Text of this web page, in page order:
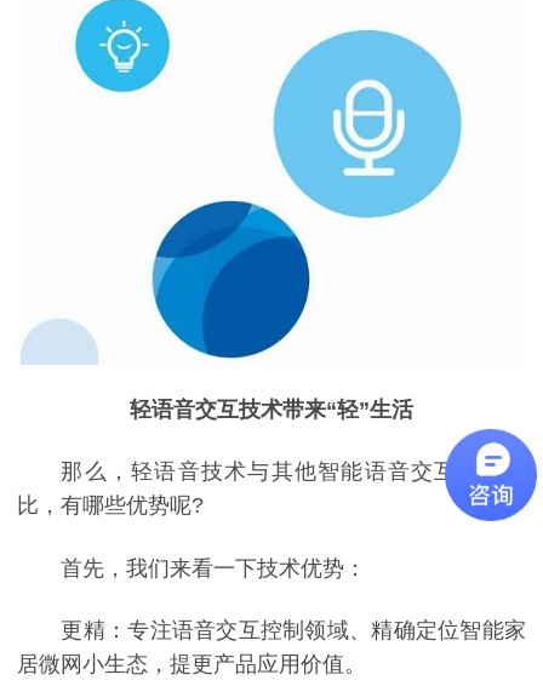
轻语音交互技术带来“轻”生活
那么，轻语音技术与其他智能语音交互技术相
比，有哪些优势呢?
首先，我们来看一下技术优势：
更精：专注语音交互控制领域、精确定位智能家
居微网小生态，提更产品应用价值。